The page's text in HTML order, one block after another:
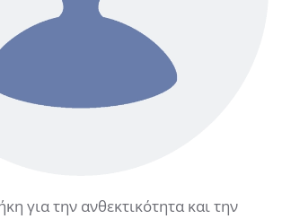
για την ανθεκτικότητα και την